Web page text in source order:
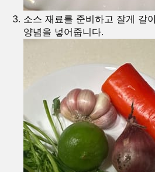
소스 재료를 준비하고 잘게 갈
양념을 넣어줍니다.